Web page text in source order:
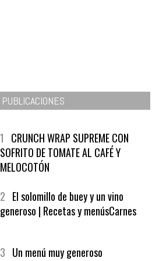
1CRUNCH WRAP SUPREME CON
SOFRITO DE TOMATE AL CAFÉ Y
MELOCOTÓN
2El solomillo de buey y un vino